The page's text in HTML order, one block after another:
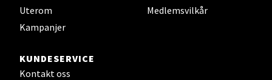
Uterom
Kampanjer
Medlemsvilkår
KUNDESERVICE
Kontakt oss